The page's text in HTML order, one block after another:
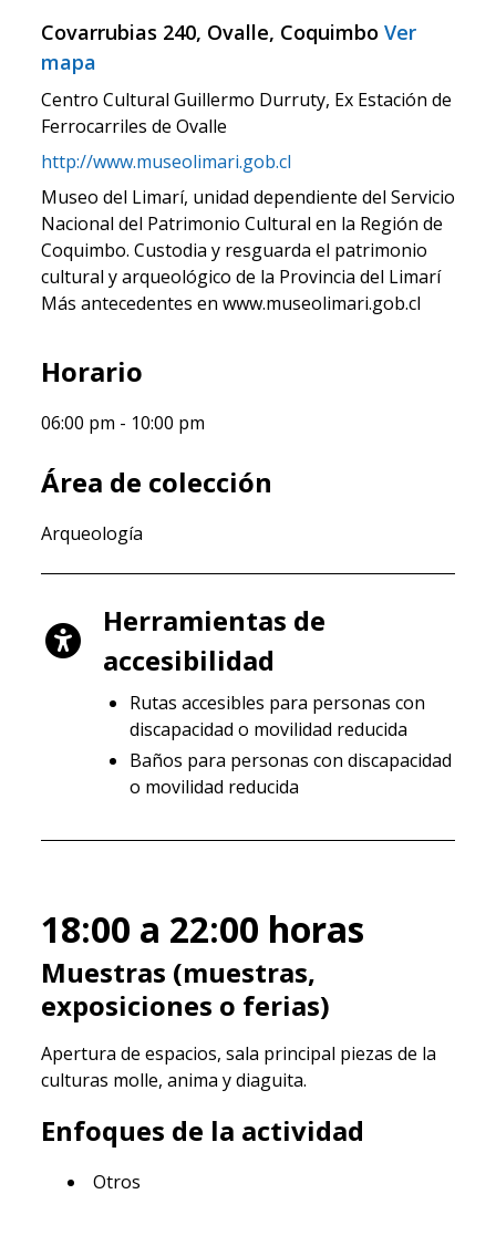
Covarrubias 240, Ovalle, Coquimbo Ver
mapa
Centro Cultural Guillermo Durruty, Ex Estación de
Ferrocarriles de Ovalle
http://www.museolimari.gob.cl
Museo del Limarí, unidad dependiente del Servicio
Nacional del Patrimonio Cultural en la Región de
Coquimbo. Custodia y resguarda el patrimonio
cultural y arqueológico de la Provincia del Limarí
Más antecedentes en www.museolimari.gob.cl
Horario
06:00 pm 10:00 pm
Área de colección
Arqueología
Herramientas de
accesibilidad
Rutas accesibles para personas con
discapacidad o movilidad reducida
Baños para personas con discapacidad
o movilidad reducida
18:00 a 22:00 horas
Muestras (muestras,
exposiciones o ferias)
Apertura de espacios, sala principal piezas de la
culturas molle, anima y diaguita.
Enfoques de la actividad
Otros